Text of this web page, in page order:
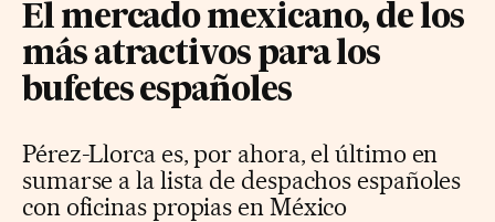
El mercado mexicano, de los
más atractivos para los
bufetes españoles
Pérez-Llorca es, por ahora, el último en
sumarse a la lista de despachos españoles
con oficinas propias en México